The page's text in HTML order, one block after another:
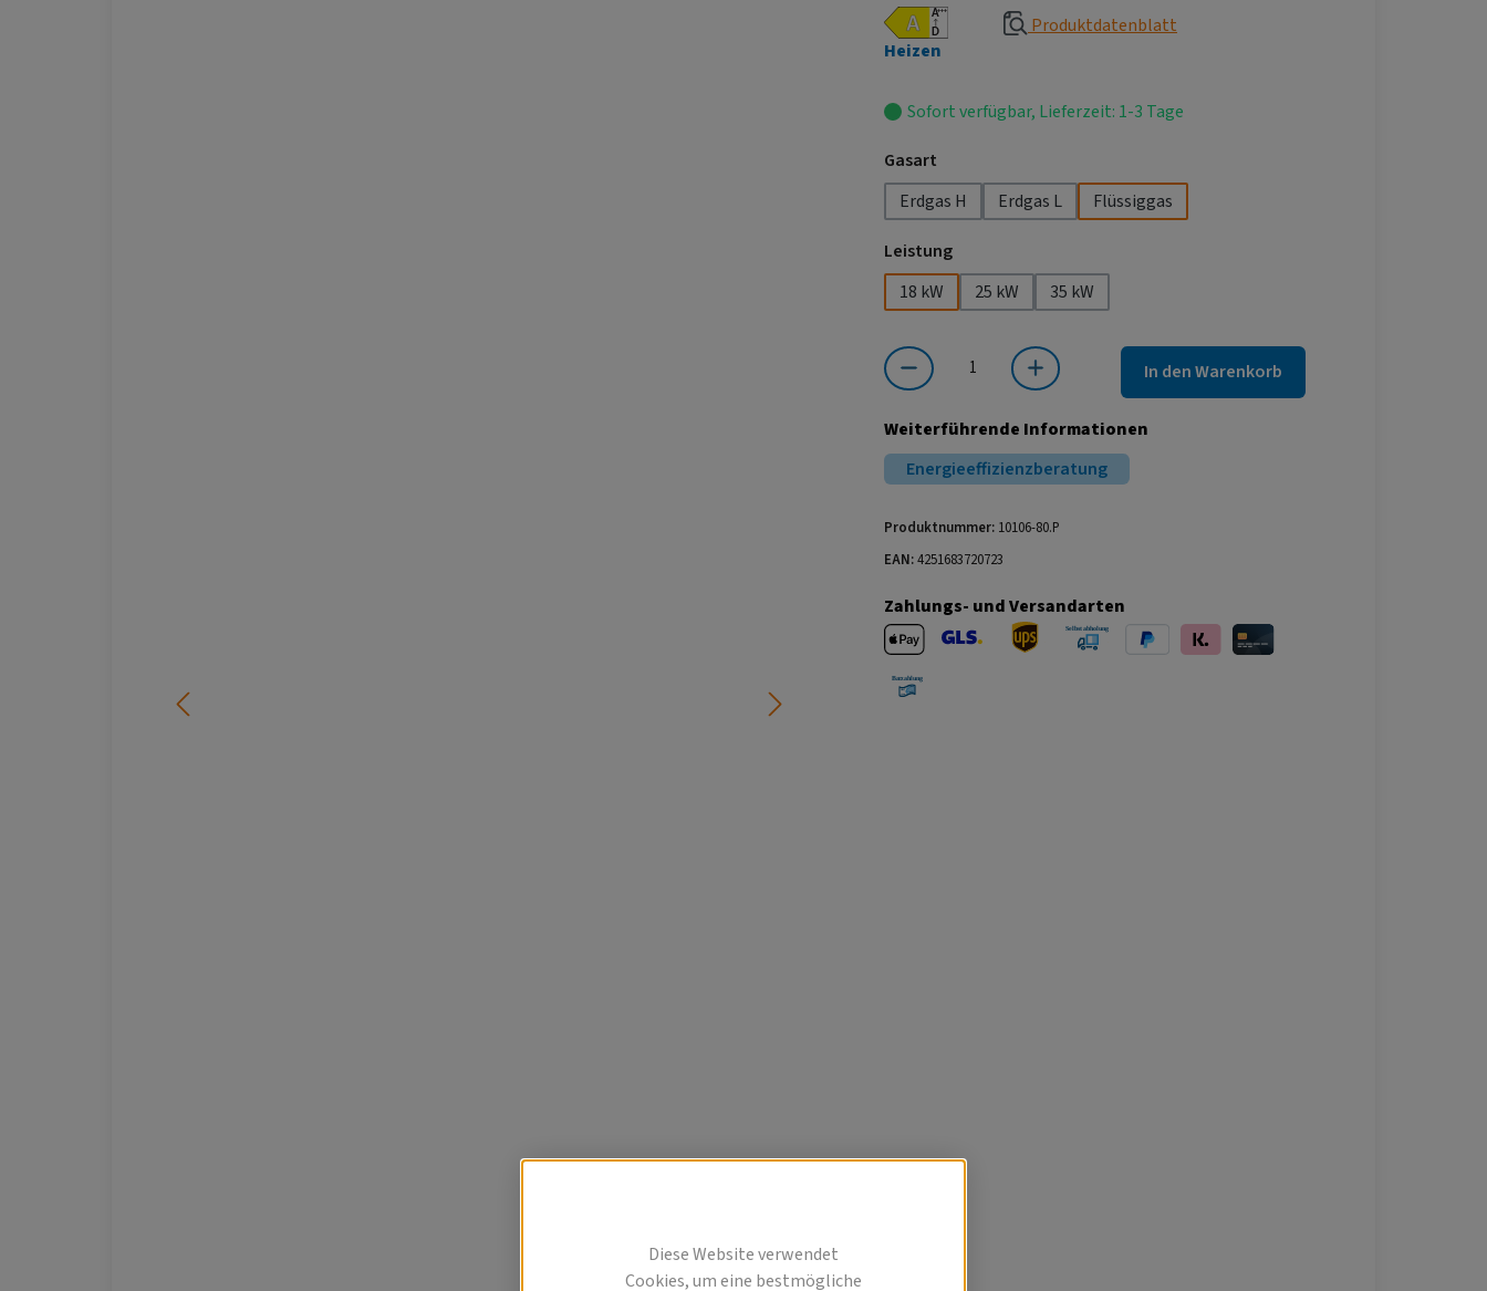
Heizen
Produktdatenblatt
Sofort verfügbar, Lieferzeit: 1-3 Tage
Gasart
Erdgas H
Erdgas L Flüssiggas
Leistungauswählen
18 kW
25 kW 35 kW
Produkt Anzahl: Gib den gewünschten Wert ein oder benutze die Schaltflächen um die
In den Warenkorb
Weiterführende Informationen
Energieeffizienzberatung
Produktnummer: 10106-80.P
EAN:4251683720723
Zahlungs- und Versandarten
Diese Website verwendet
Cookies, um eine bestmögliche